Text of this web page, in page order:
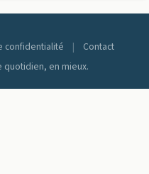
confidentialité |
Contact
quotidien, en mieux.